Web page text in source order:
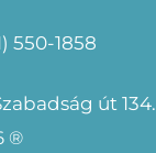
550-1858
út 134.
®